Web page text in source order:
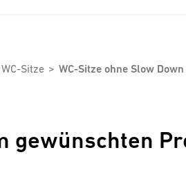
WC-Sitze WC-Sitze ohne Slow Down
gewünschten